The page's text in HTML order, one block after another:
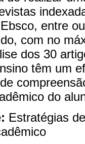
entre
com no
dos 30
têm um
do
Estratégias